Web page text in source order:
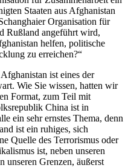
Staaten aus Afghanistan
Organisation für
Rußland angeführt wird,
helfen, politische
zu erreichen?“
ist eines der
Wie Sie wissen, hatten wir
Format, zum Teil mit
China ist in
ein sehr ernstes Thema, denn
ist ein ruhiges, sich
Quelle des Terrorismus oder
ist, neben unseren
unseren Grenzen, äußerst